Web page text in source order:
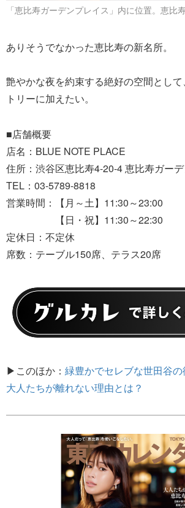
「恵比寿ガーデンプレイス」内に位置。恵比
ありそうでなかった恵比寿の新名所。
艶やかな夜を約束する絶好の空間とし
トリーに加えたい。
■店舗概要
店名：BLUE NOTE PLACE
住所：渋谷区恵比寿4-20-4 恵比寿ガー
TEL：03-5789-8818
営業時間：【月～土】11:30～23:00
【日・祝】11:30～22:30
定休日：不定休
席数：テーブル150席、テラス20席
▶このほか： 緑豊かでセレブな世田谷の
大人たちが離れない理由とは？